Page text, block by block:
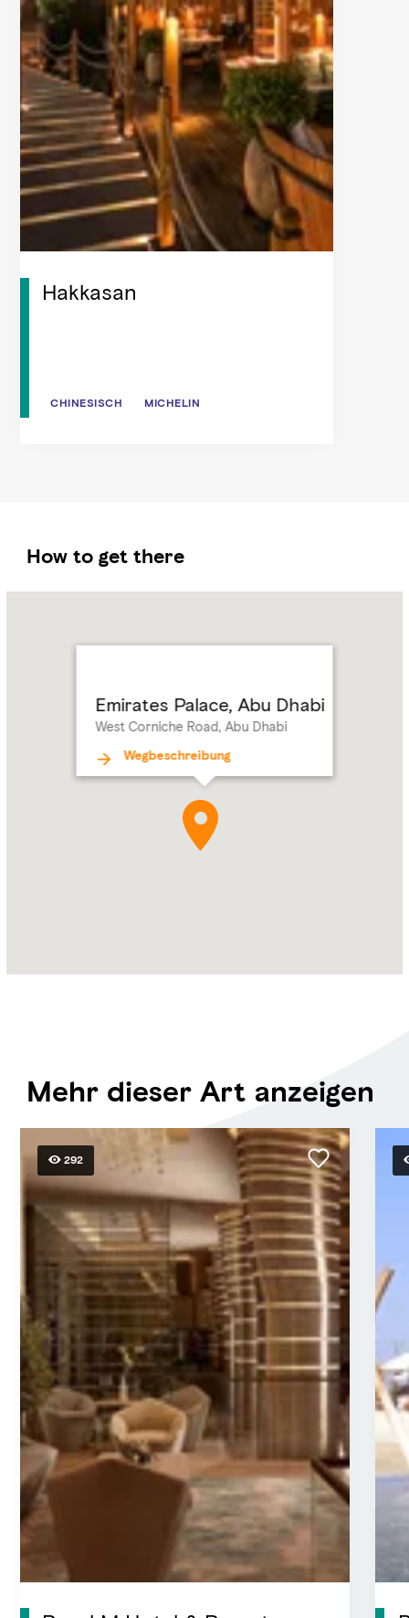
Hakkasan
CHINESISCH MICHELIN
CHINESISCH MICHELIN
How to get there
Emirates Palace, Abu Dhabi
West Corniche Road, Abu Dhabi
Wegbeschreibung
Mehr dieser Art anzeigen
292